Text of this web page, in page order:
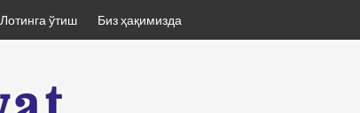
Лотинга ўтиш Биз ҳақимизда